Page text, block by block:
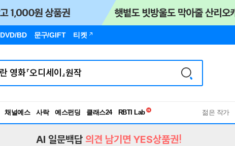
DVD/BD 문구/GIFT 티켓
채널예스 사락 예스펀딩 클래스24
독서유형검사
젊은 작가
AI 일문백답 의견 남기면 YES상품권!